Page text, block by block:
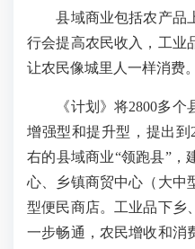
县域商业包括农产品上
行会提高农民收入，工业
让农民像城里人一样消费。
《计划》将2800多个县
增强型和提升型，提出到
右的县域商业“领跑县”，
心、乡镇商贸中心（大中
型便民商店。工业品下乡
一步畅通，农民增收和消